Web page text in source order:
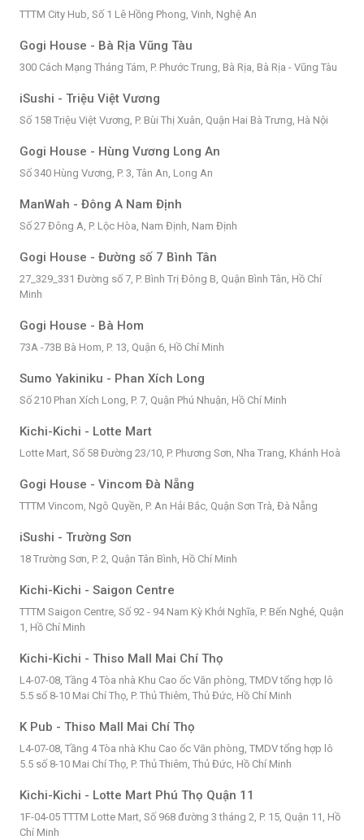
TTTM City Hub, Số 1 Lê Hồng Phong, Vinh, Nghệ An
Gogi House - Bà Rịa Vũng Tàu
300 Cách Mạng Tháng Tám, P. Phước Trung, Bà Rịa, Bà Rịa - Vũng Tàu
iSushi - Triệu Việt Vương
Số 158 Triệu Việt Vương, P. Bùi Thị Xuân, Quận Hai Bà Trưng, Hà Nội
Gogi House - Hùng Vương Long An
Số 340 Hùng Vương, P. 3, Tân An, Long An
ManWah - Đông A Nam Định
Số 27 Đông A, P. Lộc Hòa, Nam Định, Nam Định
Gogi House - Đường số 7 Bình Tân
27_329_331 Đường số 7, P. Bình Trị Đông B, Quận Bình Tân, Hồ Chí
Minh
Gogi House - Bà Hom
73A -73B Bà Hom, P. 13, Quận 6, Hồ Chí Minh
Sumo Yakiniku - Phan Xích Long
Số 210 Phan Xích Long, P. 7, Quận Phú Nhuận, Hồ Chí Minh
Kichi-Kichi - Lotte Mart
Lotte Mart, Số 58 Đường 23/10, P. Phương Sơn, Nha Trang, Khánh Hoà
Gogi House - Vincom Đà Nẵng
TTTM Vincom, Ngô Quyền, P. An Hải Bắc, Quận Sơn Trà, Đà Nẵng
iSushi - Trường Sơn
18 Trường Sơn, P. 2, Quận Tân Bình, Hồ Chí Minh
Kichi-Kichi - Saigon Centre
TTTM Saigon Centre, Số 92 - 94 Nam Kỳ Khởi Nghĩa, P. Bến Nghé, Quận
1, Hồ Chí Minh
Kichi-Kichi - Thiso Mall Mai Chí Thọ
L4-07-08, Tầng 4 Tòa nhà Khu Cao ốc Văn phòng, TMDV tổng hợp lô
5.5 số 8-10 Mai Chí Thọ, P. Thủ Thiêm, Thủ Đức, Hồ Chí Minh
K Pub - Thiso Mall Mai Chí Thọ
L4-07-08, Tầng 4 Tòa nhà Khu Cao ốc Văn phòng, TMDV tổng hợp lô
5.5 số 8-10 Mai Chí Thọ, P. Thủ Thiêm, Thủ Đức, Hồ Chí Minh
Kichi-Kichi - Lotte Mart Phú Thọ Quận 11
1F-04-05 TTTM Lotte Mart, Số 968 đường 3 tháng 2, P. 15, Quận 11, Hồ
Chí Minh